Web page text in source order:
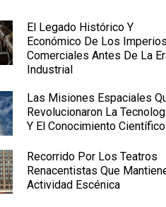
El Legado Histórico Y
Económico De Los Imperios
Comerciales Antes De La
Industrial
Las Misiones Espaciales
Revolucionaron La
Y El Conocimiento Científico
Recorrido Por Los Teatros
Renacentistas Que
Actividad Escénica